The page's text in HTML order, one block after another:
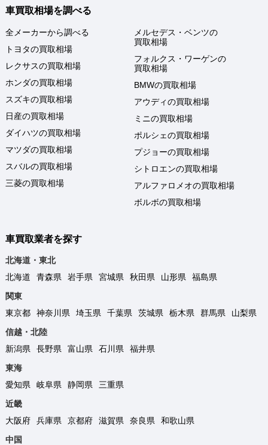
車買取相場を調べる
全メーカーから調べる
トヨタの買取相場
レクサスの買取相場
ホンダの買取相場
スズキの買取相場
日産の買取相場
ダイハツの買取相場
マツダの買取相場
スバルの買取相場
三菱の買取相場
メルセデス・ベンツの
買取相場
フォルクス・ワーゲンの
買取相場
BMWの買取相場
アウディの買取相場
ミニの買取相場
ポルシェの買取相場
プジョーの買取相場
シトロエンの買取相場
アルファロメオの買取相場
ボルボの買取相場
車買取業者を探す
北海道・東北
北海道
青森県 岩手県 宮城県 秋田県 山形県
福島県
関東
東京都
神奈川県 埼玉県 千葉県 茨城県 栃木県 群馬県
山梨県
信越・北陸
新潟県
長野県 富山県 石川県
福井県
東海
愛知県
岐阜県 静岡県
三重県
近畿
大阪府
兵庫県 京都府 滋賀県 奈良県
和歌山県
中国